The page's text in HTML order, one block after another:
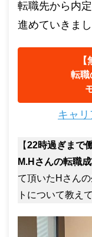
転職先から内
進めていきまし
転職
キャ
【22時過ぎまで
M.Hさんの転職成
て頂いたHさん
トについて教え